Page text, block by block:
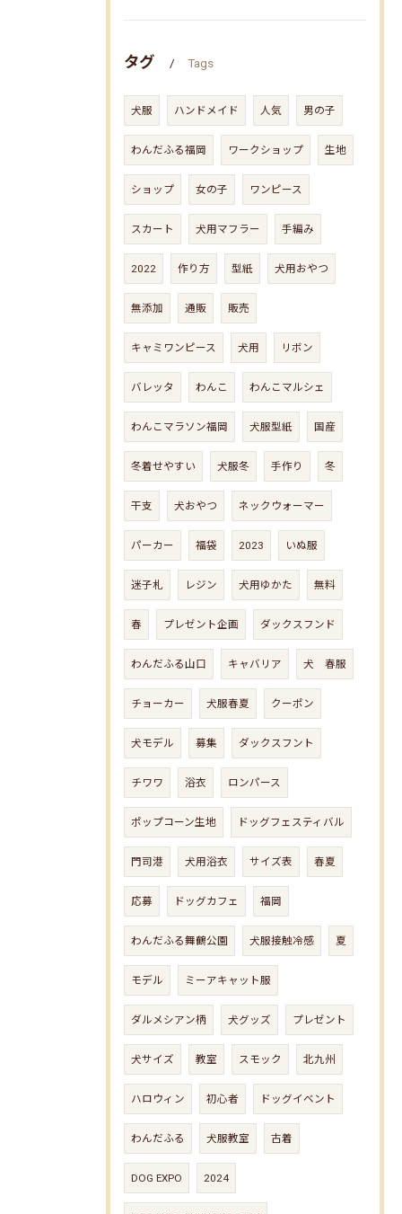
タグ Tags
犬服 ハンドメイド 人気 男の子
わんだふる福岡 ワークショップ 生地
ショップ 女の子 ワンピース
スカート 犬用マフラー 手編み
2022 作り方 型紙 犬用おやつ
無添加 通販 販売
キャミワンピース 犬用 リボン
バレッタ わんこ わんこマルシェ
わんこマラソン福岡 犬服型紙 国産
冬着せやすい 犬服冬 手作り 冬
干支 犬おやつ ネックウォーマー
パーカー 福袋 2023 いぬ服
迷子札 レジン 犬用ゆかた 無料
春 プレゼント企画 ダックスフンド
わんだふる山口 キャバリア 犬 春服
チョーカー 犬服春夏 クーポン
犬モデル 募集 ダックスフント
チワワ 浴衣 ロンパース
ポップコーン生地 ドッグフェスティバル
門司港 犬用浴衣 サイズ表 春夏
応募 ドッグカフェ 福岡
わんだふる舞鶴公園 犬服接触冷感 夏
モデル ミーアキャット服
ダルメシアン柄 犬グッズ プレゼント
犬サイズ 教室 スモック 北九州
ハロウィン 初心者 ドッグイベント
わんだふる 犬服教室 古着
DOG EXPO 2024